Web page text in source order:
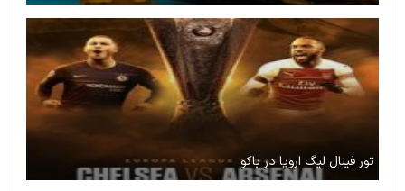
تور فینال لیگ اروپا در باکو